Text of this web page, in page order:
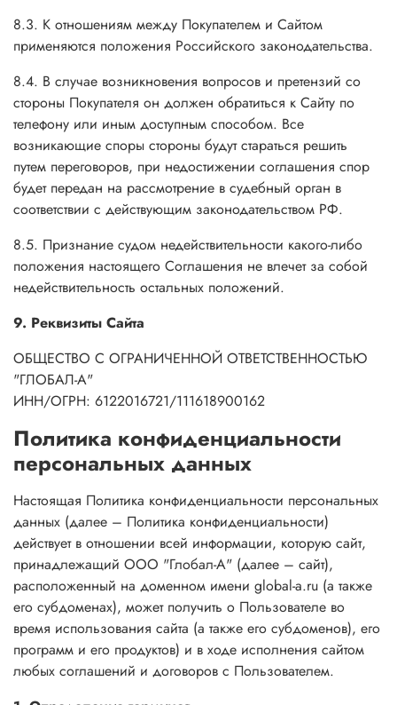
8.3. К отношениям между Покупателем и Сайтом
применяются положения Российского законодательства.
8.4. В случае возникновения вопросов и претензий со
стороны Покупателя он должен обратиться к Сайту по
телефону или иным доступным способом. Все
возникающие споры стороны будут стараться решить
путем переговоров, при недостижении соглашения спор
будет передан на рассмотрение в судебный орган в
соответствии с действующим законодательством РФ.
8.5. Признание судом недействительности какого-либо
положения настоящего Соглашения не влечет за собой
недействительность остальных положений.
9. Реквизиты Сайта
ОБЩЕСТВО С ОГРАНИЧЕННОЙ ОТВЕТСТВЕННОСТЬЮ
"ГЛОБАЛ-А"
ИНН/ОГРН: 6122016721/111618900162
Политика конфиденциальности
персональных данных
Настоящая Политика конфиденциальности персональных
данных (далее – Политика конфиденциальности)
действует в отношении всей информации, которую сайт,
принадлежащий ООО "Глобал-А" (далее – сайт),
расположенный на доменном имени global-a.ru (а также
его субдоменах), может получить о Пользователе во
время использования сайта (а также его субдоменов), его
программ и его продуктов) и в ходе исполнения сайтом
любых соглашений и договоров с Пользователем.